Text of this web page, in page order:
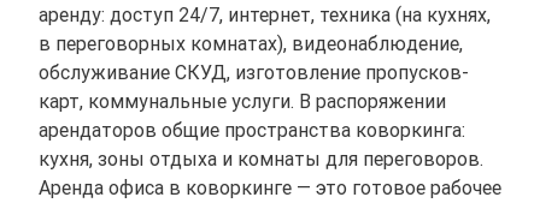
аренду: доступ 24/7, интернет, техника (на кухнях,
в переговорных комнатах), видеонаблюдение,
обслуживание СКУД, изготовление пропусков-
карт, коммунальные услуги. В распоряжении
арендаторов общие пространства коворкинга:
кухня, зоны отдыха и комнаты для переговоров.
Аренда офиса в коворкинге — это готовое рабочее